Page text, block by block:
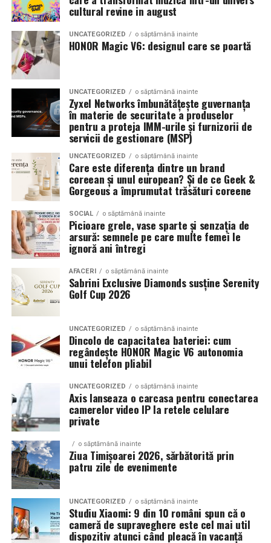
importantă a momentelor speciale din Maramureș,
combinând experiența organizatorică cu capacitatea de
a transforma fiecare eveniment într-o amintire
deosebită pentru participanți.
accentua liniile caroseriei si poate oferi un look
echilibrat, in timp ce o alegere gresita poate strica
proportiile, chiar daca restul masinii este bine realizat.
Anvelopele ca element vizual la show-uri auto
La evenimentele auto din Cluj, anvelopele nu sunt doar
componente functionale, ci si elemente vizuale. Publicul
si fotografii surprind adesea detalii precum modul in
care roata umple aripa, distanta fata de caroserie si
aspectul general al ansamblului roata-janta.
Anvelopele curate, cu dimensiuni corecte si uzura
uniforma, contribuie la imaginea profesionala a unei
masini de show. In multe cazuri, acestea completeaza
jantele si intaresc conceptul ales de proprietar, fie ca
vorbim despre un stil elegant, sportiv sau minimalist.
Echilibrul dintre estetica si utilizare reala
Un aspect specific evenimentelor auto din Cluj este
prezenta multor masini care nu sunt doar proiecte de
show, ci si vehicule utilizate zilnic. Proprietarii acestora
cauta solutii care sa le permita sa participe la
evenimente fara a sacrifica complet confortul sau
siguranta pe drumurile publice.
In acest context, anvelopele alese trebuie sa ofere un
echilibru intre aspect si functionalitate. Multi pasionati
opteaza pentru anvelope care arata bine la show, dar
care pot fi folosite si in conditii reale de trafic,
indiferent de vreme sau sezon.
De ce conteaza tipul de anvelopa la evenimentele din
Cluj
Clujul este un oras in care vremea poate fi imprevizibila,
iar drumurile din imprejurimi includ atat zone urbane,
cultural revine in august
UNCATEGORIZED o săptămână inainte
HONOR Magic V6: designul care se poartă
UNCATEGORIZED o săptămână inainte
Zyxel Networks îmbunătățește guvernanța
în materie de securitate a produselor
pentru a proteja IMM-urile și furnizorii de
servicii de gestionare (MSP)
UNCATEGORIZED o săptămână inainte
Care este diferența dintre un brand
coreean și unul european? Și de ce Geek &
Gorgeous a împrumutat trăsături coreene
SOCIAL o săptămână inainte
Picioare grele, vase sparte și senzația de
arsură: semnele pe care multe femei le
ignoră ani întregi
AFACERI o săptămână inainte
Sabrini Exclusive Diamonds susține Serenity
Golf Cup 2026
UNCATEGORIZED o săptămână inainte
Dincolo de capacitatea bateriei: cum
regândește HONOR Magic V6 autonomia
unui telefon pliabil
UNCATEGORIZED o săptămână inainte
Axis lanseaza o carcasa pentru conectarea
camerelor video IP la retele celulare
private
o săptămână inainte
Ziua Timișoarei 2026, sărbătorită prin
patru zile de evenimente
UNCATEGORIZED o săptămână inainte
Studiu Xiaomi: 9 din 10 români spun că o
cameră de supraveghere este cel mai util
dispozitiv atunci când pleacă în vacanță